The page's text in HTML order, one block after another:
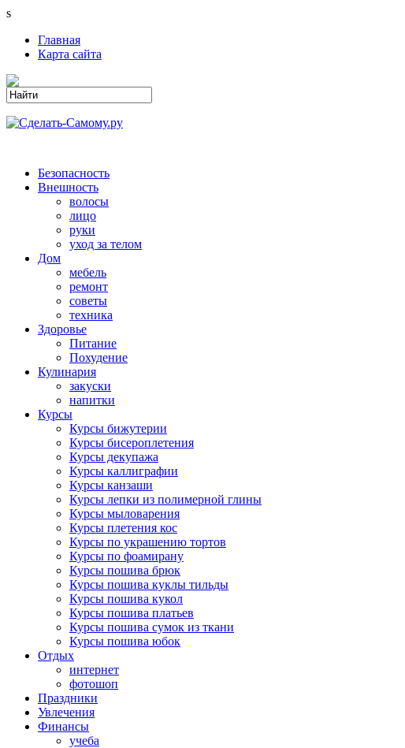
s
Главная
Карта сайта
Безопасность
Внешность
волосы
лицо
руки
уход за телом
Дом
мебель
ремонт
советы
техника
Здоровье
Питание
Похудение
Кулинария
закуски
напитки
Курсы
Курсы бижутерии
Курсы бисероплетения
Курсы декупажа
Курсы каллиграфии
Курсы канзаши
Курсы лепки из полимерной глины
Курсы мыловарения
Курсы плетения кос
Курсы по украшению тортов
Курсы по фоамирану
Курсы пошива брюк
Курсы пошива куклы тильды
Курсы пошива кукол
Курсы пошива платьев
Курсы пошива сумок из ткани
Курсы пошива юбок
Отдых
интернет
фотошоп
Праздники
Увлечения
Финансы
учеба